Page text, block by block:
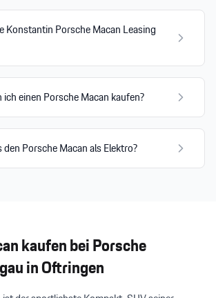
Konstantin Porsche Macan Leasing
ich einen Porsche Macan kaufen?
den Porsche Macan als Elektro?
kaufen beiPorsche
in Oftringen